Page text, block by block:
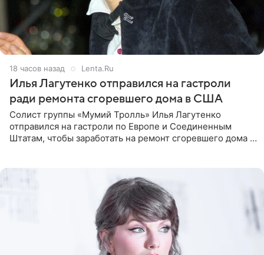
18 часов назад Lenta.Ru
Илья Лагутенко отправился на гастроли
ради ремонта сгоревшего дома в США
Солист группы «Мумий Тролль» Илья Лагутенко
отправился на гастроли по Европе и Соединенным
Штатам, чтобы заработать на ремонт сгоревшего дома в